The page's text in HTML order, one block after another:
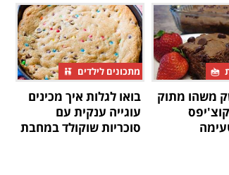
משהו מתוק
מתכונים לילדים
בואו לגלות איך מכינים
עוגייה ענקית עם
סוכריות שוקולד במחבת